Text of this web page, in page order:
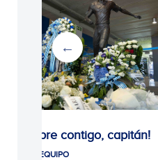
¡Siempre contigo, capitán!
PRIMER EQUIPO